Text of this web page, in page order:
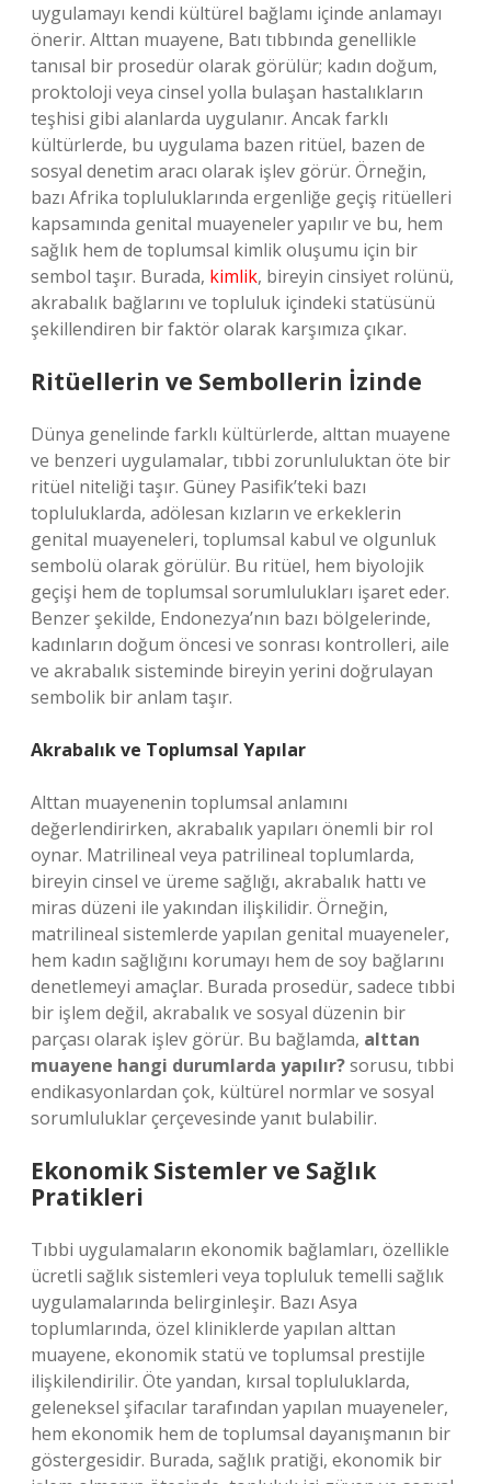
uygulamayı kendi kültürel bağlamı içinde anlamayı
önerir. Alttan muayene, Batı tıbbında genellikle
tanısal bir prosedür olarak görülür; kadın doğum,
proktoloji veya cinsel yolla bulaşan hastalıkların
teşhisi gibi alanlarda uygulanır. Ancak farklı
kültürlerde, bu uygulama bazen ritüel, bazen de
sosyal denetim aracı olarak işlev görür. Örneğin,
bazı Afrika topluluklarında ergenliğe geçiş ritüelleri
kapsamında genital muayeneler yapılır ve bu, hem
sağlık hem de toplumsal kimlik oluşumu için bir
sembol taşır. Burada, kimlik, bireyin cinsiyet rolünü,
akrabalık bağlarını ve topluluk içindeki statüsünü
şekillendiren bir faktör olarak karşımıza çıkar.
Ritüellerin ve Sembollerin İzinde
Dünya genelinde farklı kültürlerde, alttan muayene
ve benzeri uygulamalar, tıbbi zorunluluktan öte bir
ritüel niteliği taşır. Güney Pasifik’teki bazı
topluluklarda, adölesan kızların ve erkeklerin
genital muayeneleri, toplumsal kabul ve olgunluk
sembolü olarak görülür. Bu ritüel, hem biyolojik
geçişi hem de toplumsal sorumlulukları işaret eder.
Benzer şekilde, Endonezya’nın bazı bölgelerinde,
kadınların doğum öncesi ve sonrası kontrolleri, aile
ve akrabalık sisteminde bireyin yerini doğrulayan
sembolik bir anlam taşır.
Akrabalık ve Toplumsal Yapılar
Alttan muayenenin toplumsal anlamını
değerlendirirken, akrabalık yapıları önemli bir rol
oynar. Matrilineal veya patrilineal toplumlarda,
bireyin cinsel ve üreme sağlığı, akrabalık hattı ve
miras düzeni ile yakından ilişkilidir. Örneğin,
matrilineal sistemlerde yapılan genital muayeneler,
hem kadın sağlığını korumayı hem de soy bağlarını
denetlemeyi amaçlar. Burada prosedür, sadece tıbbi
bir işlem değil, akrabalık ve sosyal düzenin bir
parçası olarak işlev görür. Bu bağlamda, alttan
muayene hangi durumlarda yapılır?sorusu, tıbbi
endikasyonlardan çok, kültürel normlar ve sosyal
sorumluluklar çerçevesinde yanıt bulabilir.
Ekonomik Sistemler ve Sağlık
Pratikleri
Tıbbi uygulamaların ekonomik bağlamları, özellikle
ücretli sağlık sistemleri veya topluluk temelli sağlık
uygulamalarında belirginleşir. Bazı Asya
toplumlarında, özel kliniklerde yapılan alttan
muayene, ekonomik statü ve toplumsal prestijle
ilişkilendirilir. Öte yandan, kırsal topluluklarda,
geleneksel şifacılar tarafından yapılan muayeneler,
hem ekonomik hem de toplumsal dayanışmanın bir
göstergesidir. Burada, sağlık pratiği, ekonomik bir